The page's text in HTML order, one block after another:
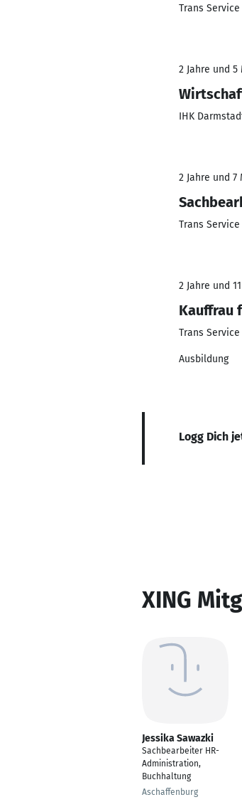
Trans Service
2 Jahre und 5
IHK
2 Jahre und 7
Trans Service
2 Jahre und
Kauffrau
Trans Service
Ausbildung
Logg Dich
XING
Jessika Sawazki
Sachbearbeiter HR-
Administration,
Buchhaltung
Aschaffenburg